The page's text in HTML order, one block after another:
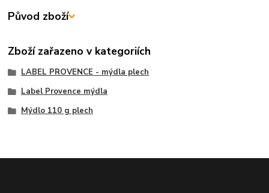
Původ zboží
Zboží zařazeno v kategoriích
LABEL PROVENCE - mýdla plech
Label Provence mýdla
Mýdlo 110 g plech